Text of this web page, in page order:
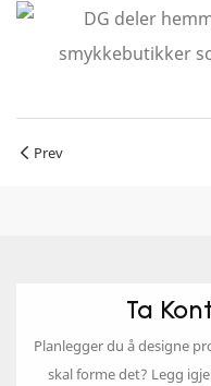
Prev
Ta
Planlegger du å designe
skal forme det? Legg